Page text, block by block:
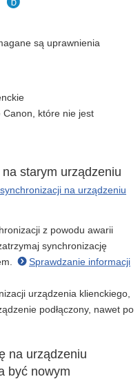
są uprawnienia
Canon, które nie jest
starym urządzeniu
na urządzeniu
z powodu awarii
synchronizację
Sprawdzanie informacji
urządzenia klienckiego,
podłączony, nawet po
na urządzeniu
być nowym